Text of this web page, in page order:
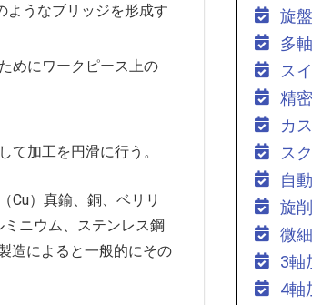
ようなブリッジを形成す
めにワークピース上の
て加工を円滑に行う。
Cu）真鍮、銅、ベリリ
ニウム、ステンレス鋼
造によると一般的にその
旋
多
ス
精
カ
ス
自
旋
微
3軸
4軸